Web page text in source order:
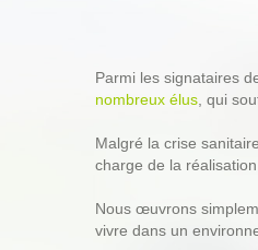
Parmi les signataires
nombreux élus , qui
Malgré la crise
charge de la
Nous œuvrons
vivre dans un